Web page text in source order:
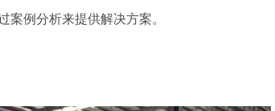
案例分析来提供解决方案。